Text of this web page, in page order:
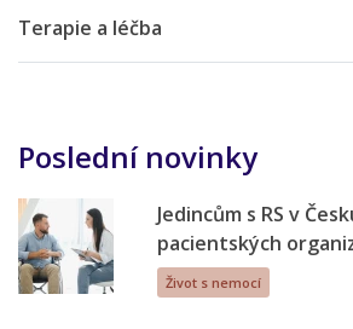
Terapie a léčba
Poslední novinky
Jedincům s RS v
pacientských
Život s nemocí